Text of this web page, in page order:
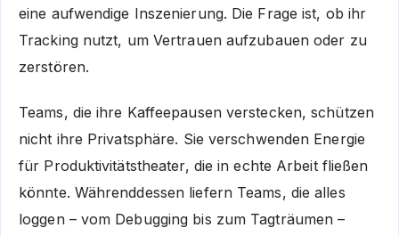
eine aufwendige Inszenierung. Die Frage ist, ob ihr
Tracking nutzt, um Vertrauen aufzubauen oder zu
zerstören.
Teams, die ihre Kaffeepausen verstecken, schützen
nicht ihre Privatsphäre. Sie verschwenden Energie
für Produktivitätstheater, die in echte Arbeit fließen
könnte. Währenddessen liefern Teams, die alles
loggen – vom Debugging bis zum Tagträumen –